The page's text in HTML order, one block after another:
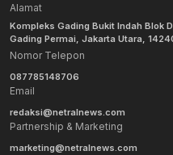
Alamat
Kompleks Gading Bukit Indah Blok
Gading Permai, Jakarta Utara,
Nomor Telepon
087785148706
Email
redaksi@netralnews.com
Partnership & Marketing
marketing@netralnews.com